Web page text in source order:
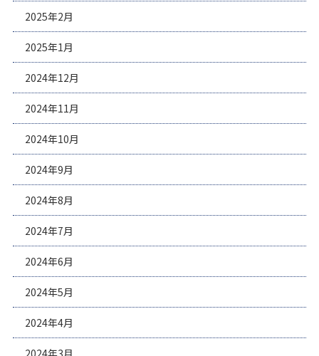
2025年2月
2025年1月
2024年12月
2024年11月
2024年10月
2024年9月
2024年8月
2024年7月
2024年6月
2024年5月
2024年4月
2024年3月